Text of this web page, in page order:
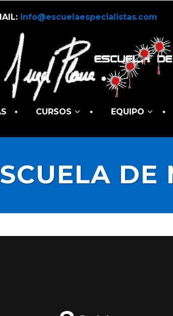
info@escuelaespecialistas.com
CURSOS EQUIPO
DE